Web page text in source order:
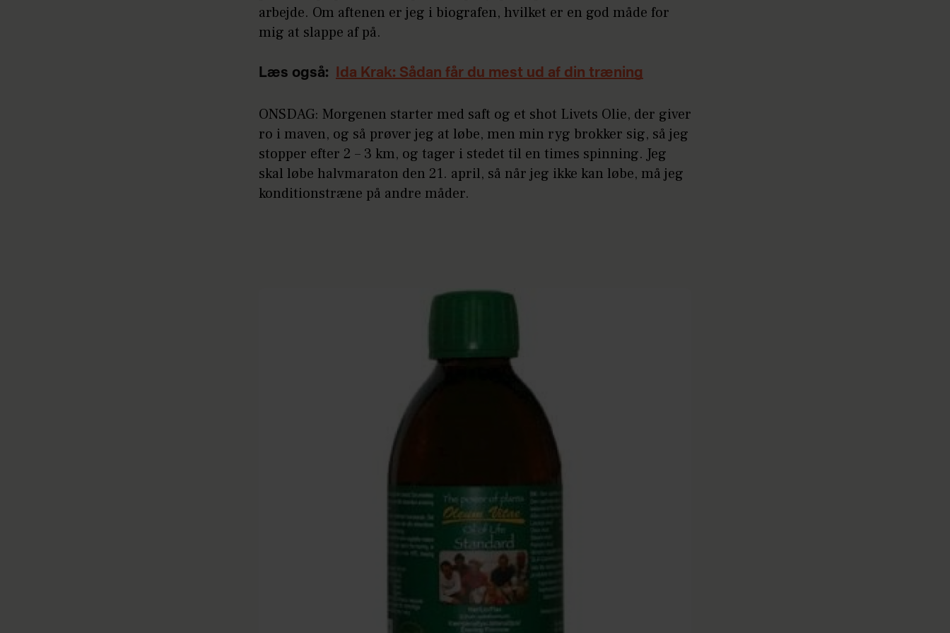
arbejde. Om aftenen er jeg i biografen, hvilket er en god måde for
mig at slappe af på.
Læs også: Ida Krak: Sådan får du mest ud af din træning
ONSDAG: Morgenen starter med saft og et shot Livets Olie, der giver
ro i maven, og så prøver jeg at løbe, men min ryg brokker sig, så jeg
stopper efter 2 – 3 km, og tager i stedet til en times spinning. Jeg
skal løbe halvmaraton den 21. april, så når jeg ikke kan løbe, må jeg
konditionstræne på andre måder.